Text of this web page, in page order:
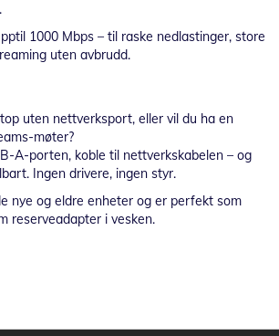
1000 Mbps – til raske nedlastinger, store
uten avbrudd.
uten nettverksport, eller vil du ha en
møter?
A-porten, koble til nettverkskabelen – og
Ingen drivere, ingen styr.
nye og eldre enheter og er perfekt som
reserveadapter i vesken.